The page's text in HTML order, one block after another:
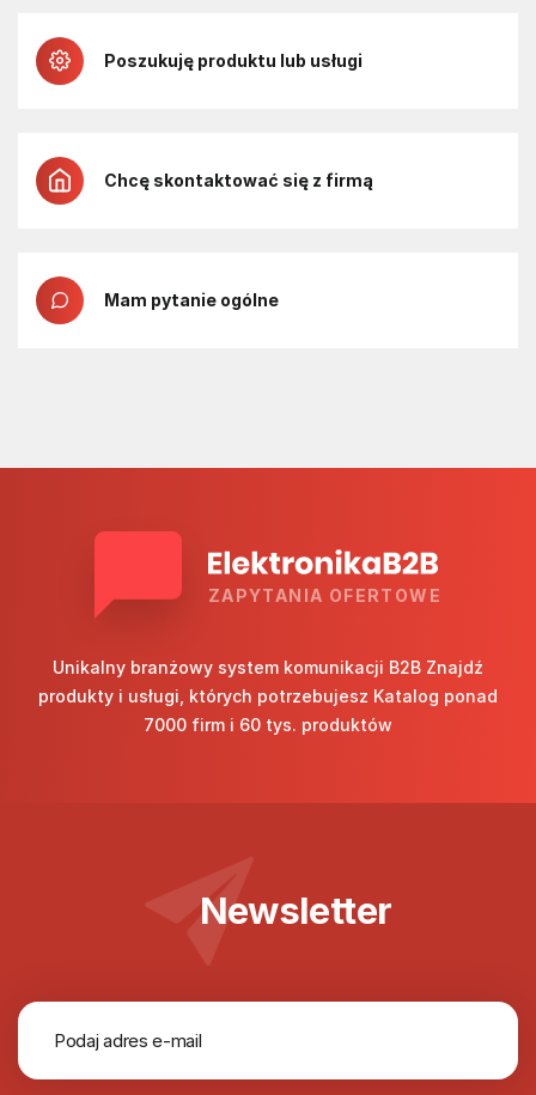
Poszukuję produktu lub usługi
Chcę skontaktować się z firmą
Mam pytanie ogólne
ZAPYTANIA OFERTOWE
Unikalny branżowy system komunikacji B2B Znajdź
produkty i usługi, których potrzebujesz Katalog ponad
7000 firm i 60 tys. produktów
Newsletter